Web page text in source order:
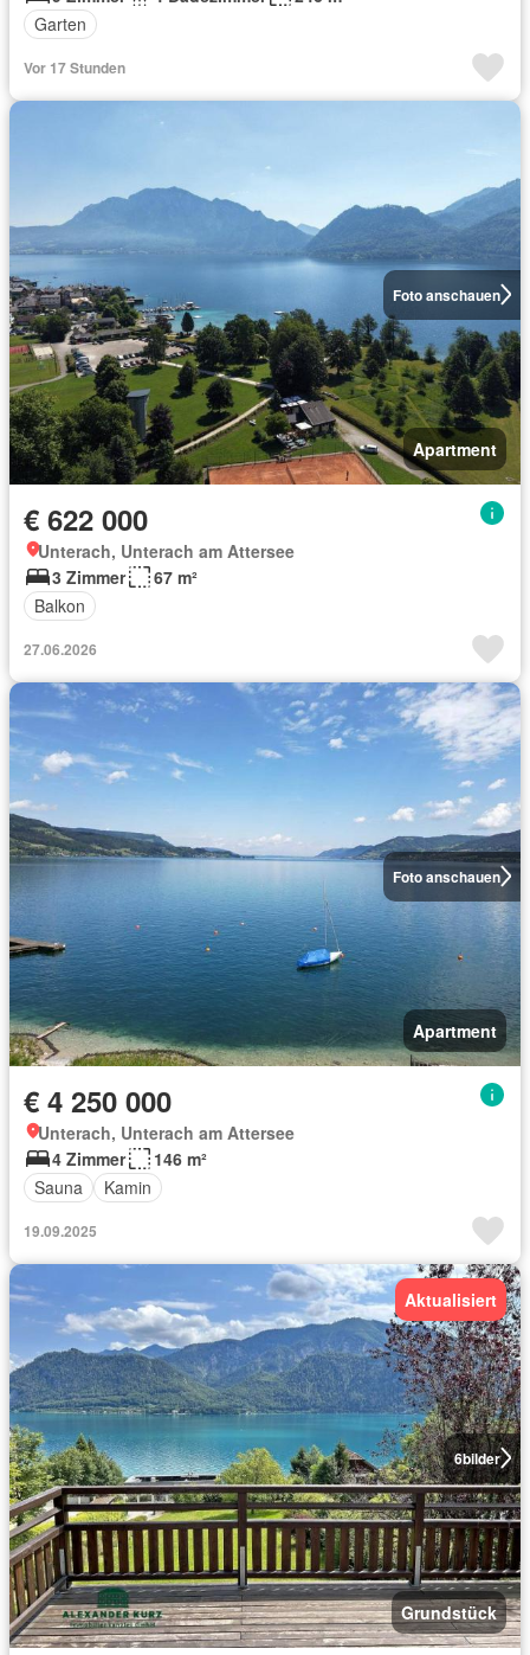
Garten
Vor 17 Stunden
Foto anschauen
Apartment
€ 622 000
Unterach, Unterach am Attersee
3 Zimmer
67 m²
Balkon
27.06.2026
Foto anschauen
Apartment
€ 4 250 000
Unterach, Unterach am Attersee
4 Zimmer
146 m²
Sauna
Kamin
19.09.2025
6bilder
Aktualisiert
Grundstück